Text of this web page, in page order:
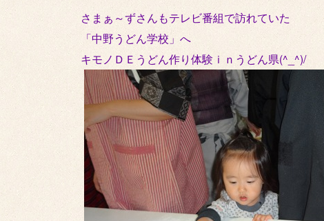
さまぁ～ずさんもテレビ番組で訪れていた
「中野うどん学校」へ
キモノＤＥうどん作り体験ｉｎうどん県(^_^)/